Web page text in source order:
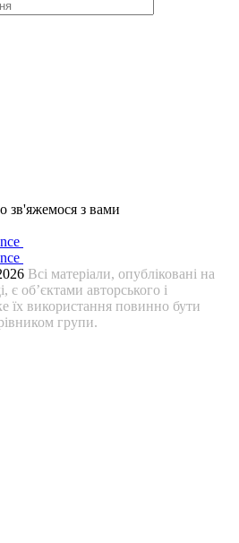
зв'яжемося з вами
Всі матеріали, опубліковані на
є об’єктами авторського і
їх використання повинно бути
групи.